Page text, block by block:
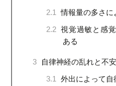
2.1
情報量の多さに
2.2 視覚過敏と感
ある
3
自律神経の乱れと不
3.1
外出によって自